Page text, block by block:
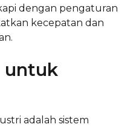
dengan pengaturan
kecepatan dan
untuk
adalah sistem